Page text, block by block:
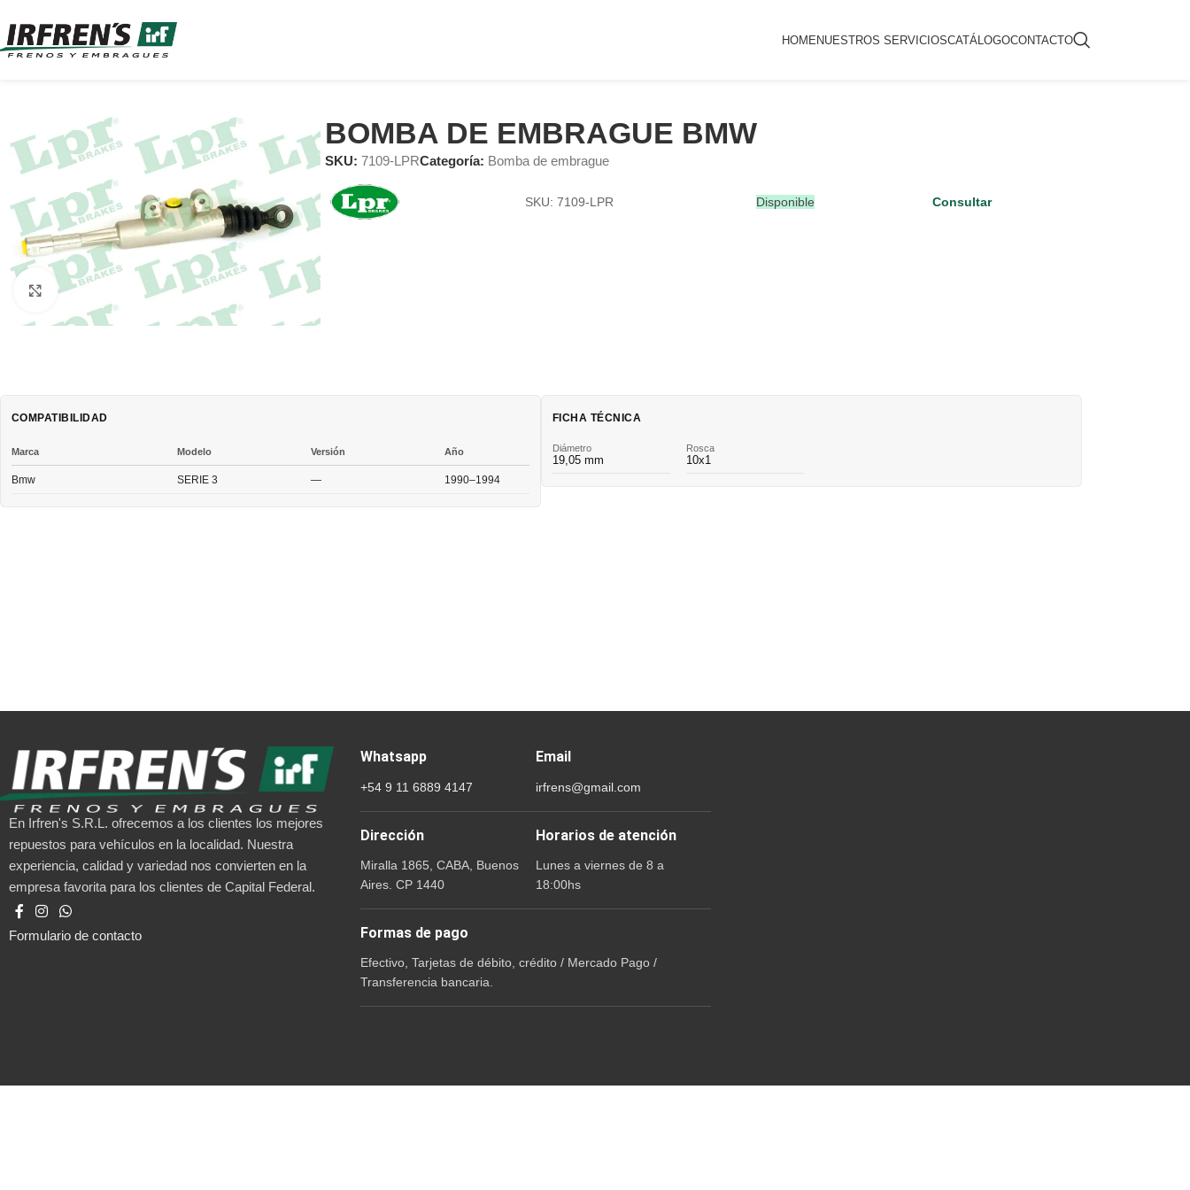
HOMENUESTROS SERVICIOSCATÁLOGOCONTACTO
Clic para ampliar
BOMBA DE EMBRAGUE BMW
SKU: 7109-LPRCategoría: Bomba de embrague
SKU: 7109-LPR Disponible Consultar
COMPATIBILIDAD
Marca Modelo Versión Año
Bmw SERIE 3 — 1990–1994
FICHA TÉCNICA
Diámetro
19,05 mm
Rosca
10x1
En Irfren's S.R.L. ofrecemos a los clientes los mejores
repuestos para vehículos en la localidad. Nuestra
experiencia, calidad y variedad nos convierten en la
empresa favorita para los clientes de Capital Federal.
Formulario de contacto
Whatsapp
+54 9 11 6889 4147
Email
irfrens@gmail.com
Dirección
Miralla 1865, CABA, Buenos
Aires. CP 1440
Horarios de atención
Lunes a viernes de 8 a
18:00hs
Formas de pago
Efectivo, Tarjetas de débito, crédito / Mercado Pago /
Transferencia bancaria.